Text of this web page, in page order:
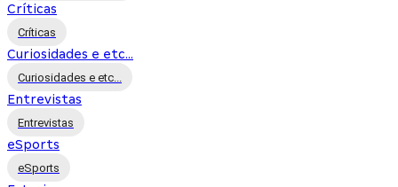
Críticas
Críticas
Curiosidades e etc...
Curiosidades e etc...
Entrevistas
Entrevistas
eSports
eSports